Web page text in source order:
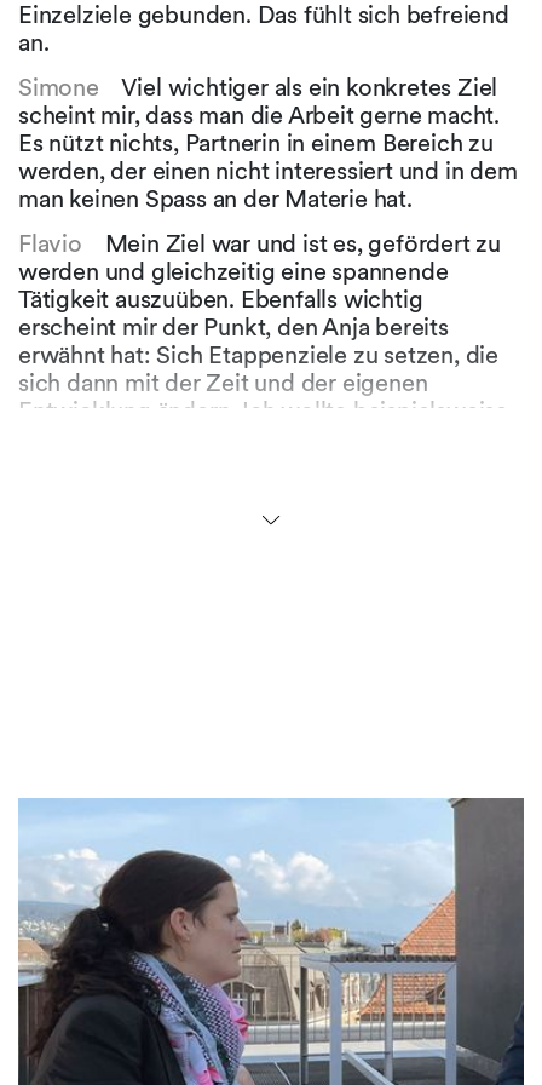
Einzelziele gebunden. Das fühlt sich befreiend
an.
Simone
Viel wichtiger als ein konkretes Ziel
scheint mir, dass man die Arbeit gerne macht.
Es nützt nichts, Partnerin in einem Bereich zu
werden, der einen nicht interessiert und in dem
man keinen Spass an der Materie hat.
Flavio
Mein Ziel war und ist es, gefördert zu
werden und gleichzeitig eine spannende
Tätigkeit auszuüben. Ebenfalls wichtig
erscheint mir der Punkt, den Anja bereits
erwähnt hat: Sich Etappenziele zu setzen, die
sich dann mit der Zeit und der eigenen
Entwicklung ändern. Ich wollte beispielsweise
weitergebracht, und ich konnte mir neue Ziele
dabei bist, desto mehr identifizierst du dich mit
der Kanzlei und den Leuten, die hier arbeiten.
Es ist nicht mehr alles so fremd, wie es
vielleicht am Anfang schien. Mit der Zeit wird
die Kanzlei ein Teil von dir. Du schätzt das
offene Arbeitsklima.
Anja
Auch die Kanzlei hat sich über die Zeit
verändert: Modernere Webauftritte, neue
Büroräumlichkeiten, gelockerte
Kleiderordnung, neue